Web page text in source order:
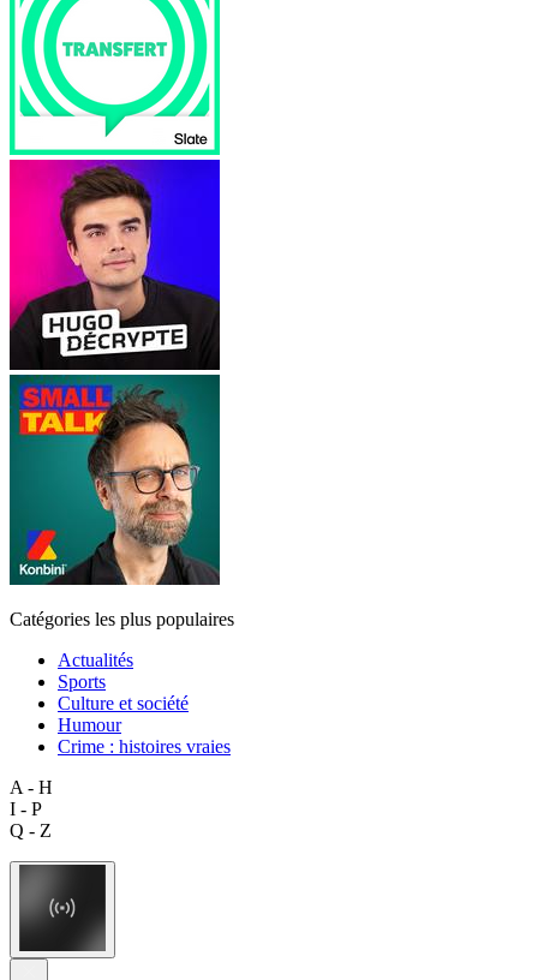
Catégories les plus populaires
Actualités
Sports
Culture et société
Humour
Crime : histoires vraies
A - H
I - P
Q - Z